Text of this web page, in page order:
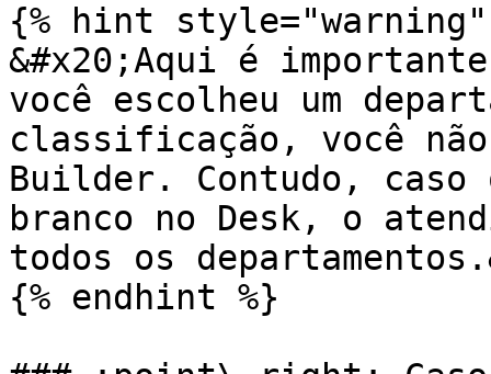
{% hint style="warning"
&#x20;Aqui é
você escolheu um
classificação, você
Builder. Contudo, caso
branco no Desk, o
todos os
{% endhint %}